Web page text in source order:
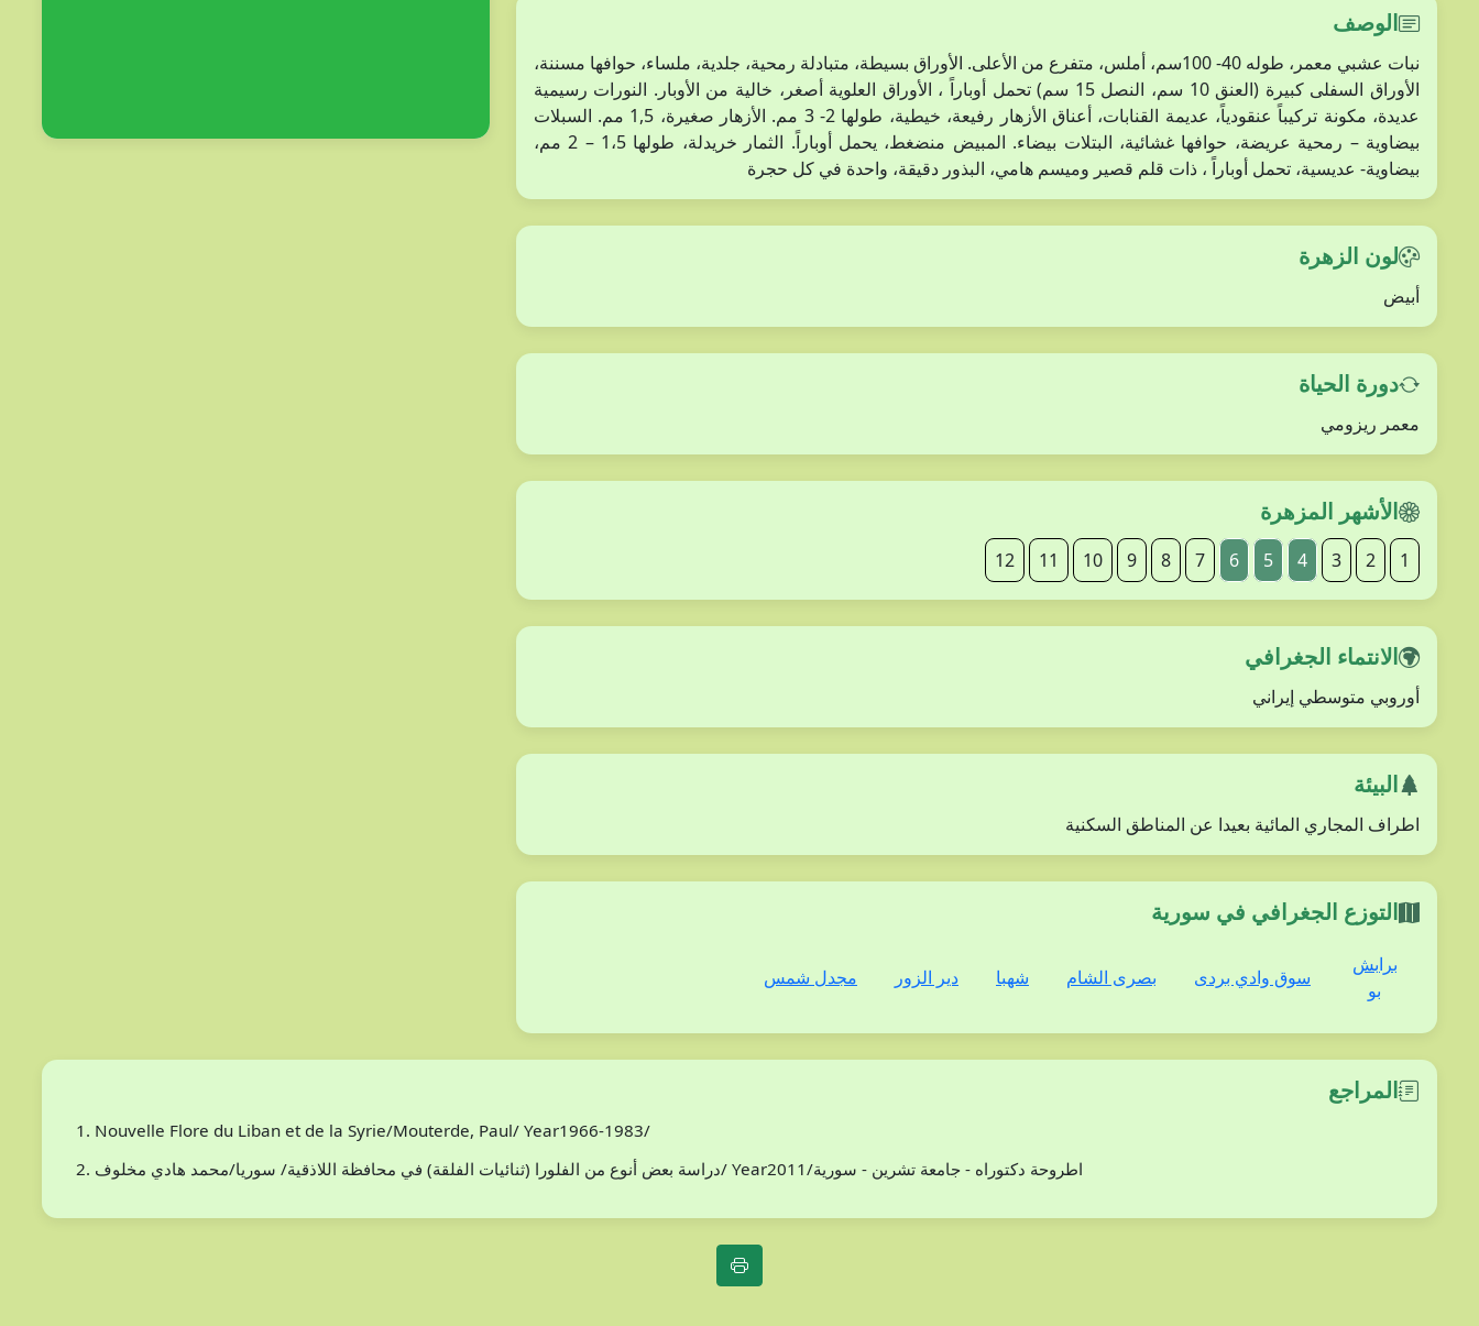
الوصف
نبات عشبي معمر، طوله 40- 100سم، أملس، متفرع من الأعلى. الأوراق بسيطة، متبادلة رمحية، جلدية، ملساء، حوافها مسننة،
الأوراق السفلى كبيرة (العنق 10 سم، النصل 15 سم) تحمل أوباراً ، الأوراق العلوية أصغر، خالية من الأوبار. النورات رسيمية
عديدة، مكونة تركيباً عنقودياً، عديمة القنابات، أعناق الأزهار رفيعة، خيطية، طولها 2- 3 مم. الأزهار صغيرة، 1,5 مم. السبلات
بيضاوية – رمحية عريضة، حوافها غشائية، البتلات بيضاء. المبيض منضغط، يحمل أوباراً. الثمار خريدلة، طولها 1،5 – 2 مم،
بيضاوية- عديسية، تحمل أوباراً ، ذات قلم قصير وميسم هامي، البذور دقيقة، واحدة في كل حجرة
لون الزهرة
أبيض
دورة الحياة
معمر ريزومي
الأشهر المزهرة
1
2
3
4
5
6
7
8
9
10
11
12
الانتماء الجغرافي
أوروبي متوسطي إيراني
البيئة
اطراف المجاري المائية بعيدا عن المناطق السكنية
التوزع الجغرافي في سورية
برابش
بو
سوق وادي بردى بصرى الشام شهبا دير الزور مجدل شمس
المراجع
Nouvelle Flore du Liban et de la Syrie/Mouterde, Paul/ Year1966-1983/
دراسة بعض أنوع من الفلورا (ثنائيات الفلقة) في محافظة اللاذقية/ سوريا/محمد هادي مخلوف/ Year2011/اطروحة دكتوراه - جامعة تشرين - سورية